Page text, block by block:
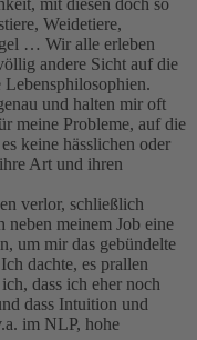
Weidetiere,
… Wir alle erleben
andere Sicht auf die
Lebensphilosophien.
und halten mir oft
meine Probleme, auf die
keine hässlichen oder
Art und ihren
verlor, schließlich
neben meinem Job eine
um mir das gebündelte
dachte, es prallen
dass ich eher noch
dass Intuition und
im NLP, hohe